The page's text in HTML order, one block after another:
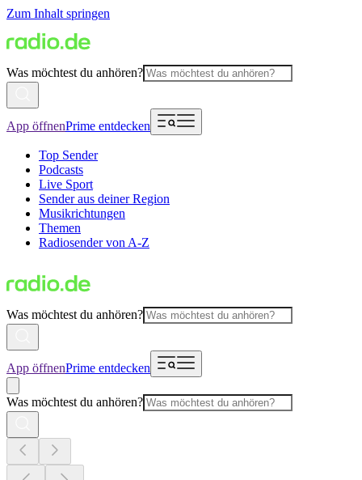
Zum Inhalt springen
Was möchtest du anhören?
App öffnenPrime entdecken
Top Sender
Podcasts
Live Sport
Sender aus deiner Region
Musikrichtungen
Themen
Radiosender von A-Z
Was möchtest du anhören?
App öffnenPrime entdecken
Was möchtest du anhören?